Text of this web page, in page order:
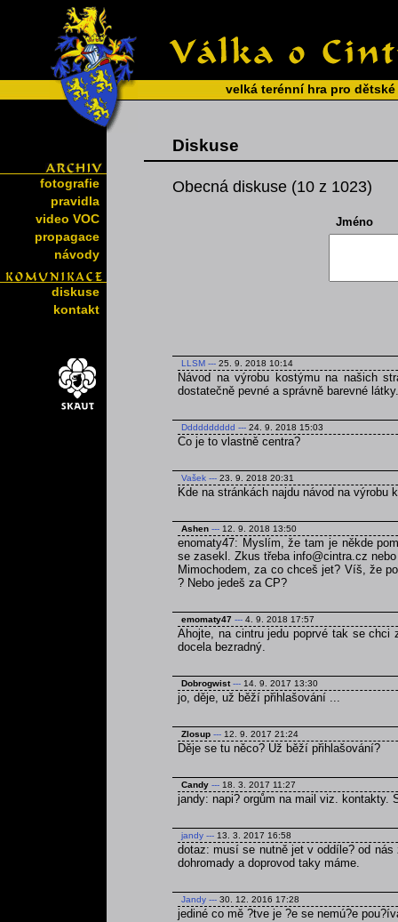
velká terénní hra pro
fotografie
pravidla
video VOC
propagace
návody
diskuse
kontakt
Diskuse
Obecná diskuse (10 z 1023)
Jméno
LLSM --- 25. 9. 2018 10:14
Návod na výrobu kostýmu na našich
dostatečně pevné a správně barevné látky.
Dddddddddd --- 24. 9. 2018 15:03
Co je to vlastně centra?
Vašek --- 23. 9. 2018 20:31
Kde na stránkách najdu návod na výrobu
Ashen --- 12. 9. 2018 13:50
enomaty47: Myslím, že tam je někde
se zasekl. Zkus třeba info@cintra.cz
Mimochodem, za co chceš jet? Víš, že
? Nebo jedeš za CP?
emomaty47 --- 4. 9. 2018 17:57
Ahojte, na cintru jedu poprvé tak se chci
docela bezradný.
Dobrogwist --- 14. 9. 2017 13:30
jo, děje, už běží přihlašování ...
Zlosup --- 12. 9. 2017 21:24
Děje se tu něco? Už běží přihlašování?
Candy --- 18. 3. 2017 11:27
jandy: napi? orgům na mail viz. kontakty.
jandy --- 13. 3. 2017 16:58
dotaz: musí se nutně jet v oddíle? od
dohromady a doprovod taky máme.
Jandy --- 30. 12. 2016 17:28
jediné co mě ?tve je ?e se nemú?e